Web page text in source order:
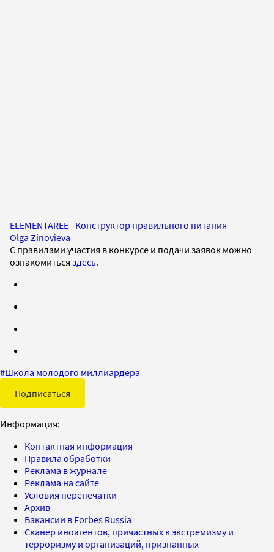
ELEMENTAREE - Конструктор правильного питания
Olga Zinovieva
С правилами участия в конкурсе и подачи заявок можно
ознакомиться здесь.
#Школа молодого миллиардера
Подписаться
Информация:
Контактная информация
Правила обработки
Реклама в журнале
Реклама на сайте
Условия перепечатки
Архив
Вакансии в Forbes Russia
Сканер иноагентов, причастных к экстремизму и
терроризму и организаций, признанных